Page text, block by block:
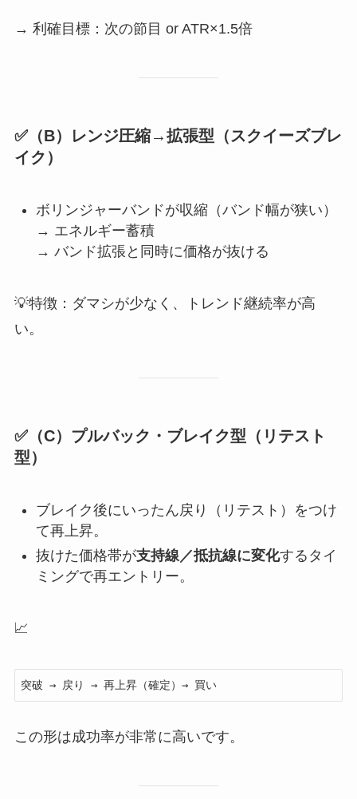
→ 利確目標：次の節目 or ATR×1.5倍
✅（B）レンジ圧縮→拡張型（スクイーズブレ
イク）
ボリンジャーバンドが収縮（バンド幅が狭い）
→ エネルギー蓄積
→ バンド拡張と同時に価格が抜ける
💡特徴：ダマシが少なく、トレンド継続率が高
い。
✅（C）プルバック・ブレイク型（リテスト
型）
ブレイク後にいったん戻り（リテスト）をつけ
て再上昇。
抜けた価格帯が支持線／抵抗線に変化するタイ
ミングで再エントリー。
📈
突破 → 戻り → 再上昇（確定）→ 買い
この形は成功率が非常に高いです。